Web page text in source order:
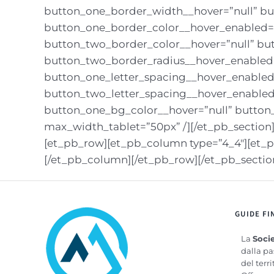
button_one_border_width__hover=”null”
button_two_border_color__hover=”null”
button_one_bg_color__hover=”null”
max_width_tablet=”50px” /][/
[et_pb_row][et_pb_column
[/et_pb_column][/et_pb_row][/
GUIDE
La
dalla
del